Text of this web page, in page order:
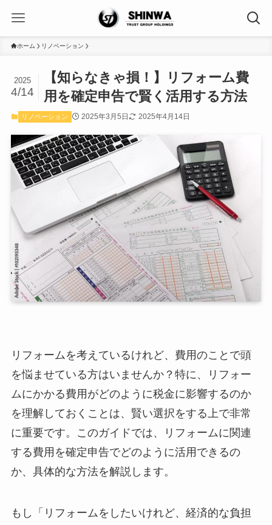
ホーム リノベーション
【知らなきゃ損！】リフォーム費
用を確定申告で賢く活用する方法
2025
4/14
リノベーション 2025年3月5日 2025年4月14日
リフォームを考えているけれど、費用のことで頭
を悩ませている方はいませんか？特に、リフォー
ムにかかる費用がどのように税金に影響するのか
を理解しておくことは、賢い選択をする上で非常
に重要です。このガイドでは、リフォームに関連
する費用を確定申告でどのように活用できるの
か、具体的な方法を解説します。
もし「リフォームをしたいけれど、経済的な負担